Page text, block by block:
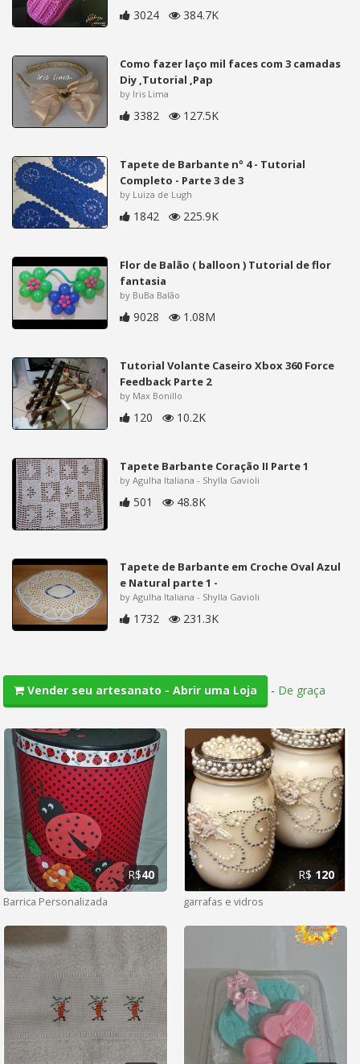
3024 384.7K
Como fazer laço mil faces com 3 camadas
Diy ,Tutorial ,Pap
by Iris Lima
3382 127.5K
Tapete de Barbante nº 4 - Tutorial
Completo - Parte 3 de 3
by Luiza de Lugh
1842 225.9K
Flor de Balão ( balloon ) Tutorial de flor
fantasia
by BuBa Balão
9028 1.08M
Tutorial Volante Caseiro Xbox 360 Force
Feedback Parte 2
by Max Bonillo
120 10.2K
Tapete Barbante Coração II Parte 1
by Agulha Italiana - Shylla Gavioli
501 48.8K
Tapete de Barbante em Croche Oval Azul
e Natural parte 1 -
by Agulha Italiana - Shylla Gavioli
1732 231.3K
Vender seu artesanato - Abrir uma Loja - De graça
Barrica Personalizada
R$40
garrafas e vidros
R$ 120